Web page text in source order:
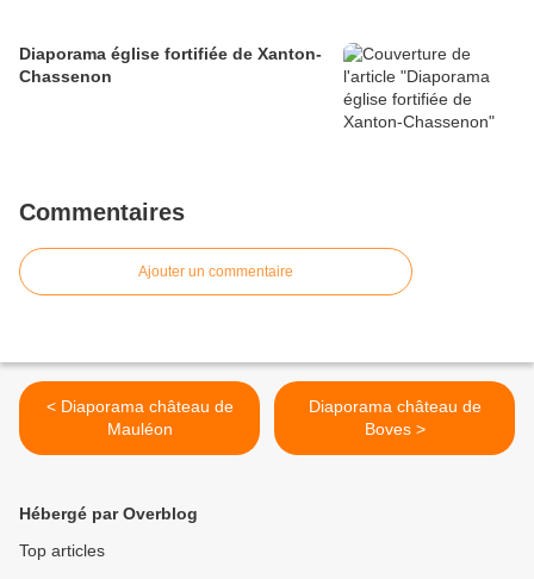
Diaporama église fortifiée de Xanton-
Chassenon
Commentaires
Ajouter un commentaire
< Diaporama château de
Mauléon
Diaporama château de
Boves >
Hébergé par Overblog
Top articles